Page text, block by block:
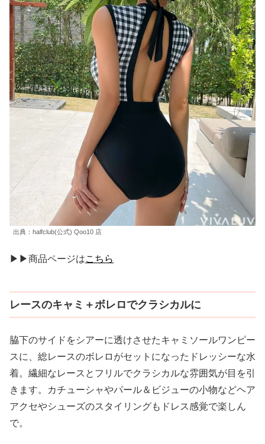
出典：halfclub(公式) Qoo10 店
▶▶商品ページはこちら
レースのキャミ＋ボレロでクラシカルに
脇下のサイドをシアーに透けさせたキャミソールワンピー
スに、総レースのボレロがセットになったドレッシーな水
着。繊細なレースとフリルでクラシカルな雰囲気が目を引
きます。カチューシャやパール＆ビジューの小物などヘア
アクセやシューズのスタイリングもドレス感覚で楽しん
で。